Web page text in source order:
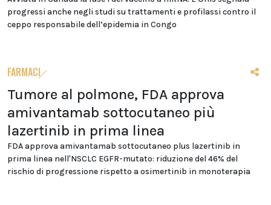
progressi anche negli studi su trattamenti e profilassi contro il
ceppo responsabile dell’epidemia in Congo
FARMACI
Tumore al polmone, FDA approva
amivantamab sottocutaneo più
lazertinib in prima linea
FDA approva amivantamab sottocutaneo plus lazertinib in
prima linea nell'NSCLC EGFR-mutato: riduzione del 46% del
rischio di progressione rispetto a osimertinib in monoterapia